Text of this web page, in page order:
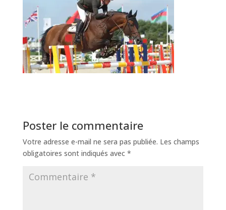
Poster le commentaire
Votre adresse e-mail ne sera pas publiée. Les champs
obligatoires sont indiqués avec *